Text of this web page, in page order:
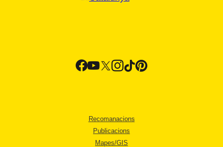
Recomanacions
Publicacions
Mapes/GIS